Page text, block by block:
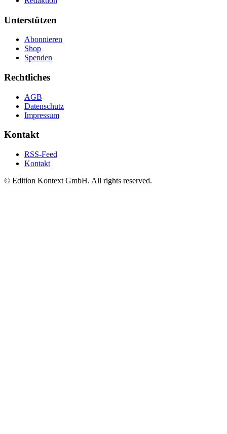
Unterstützen
Abonnieren
Shop
Spenden
Rechtliches
AGB
Datenschutz
Impressum
Kontakt
RSS-Feed
Kontakt
© Edition Kontext GmbH. All rights reserved.